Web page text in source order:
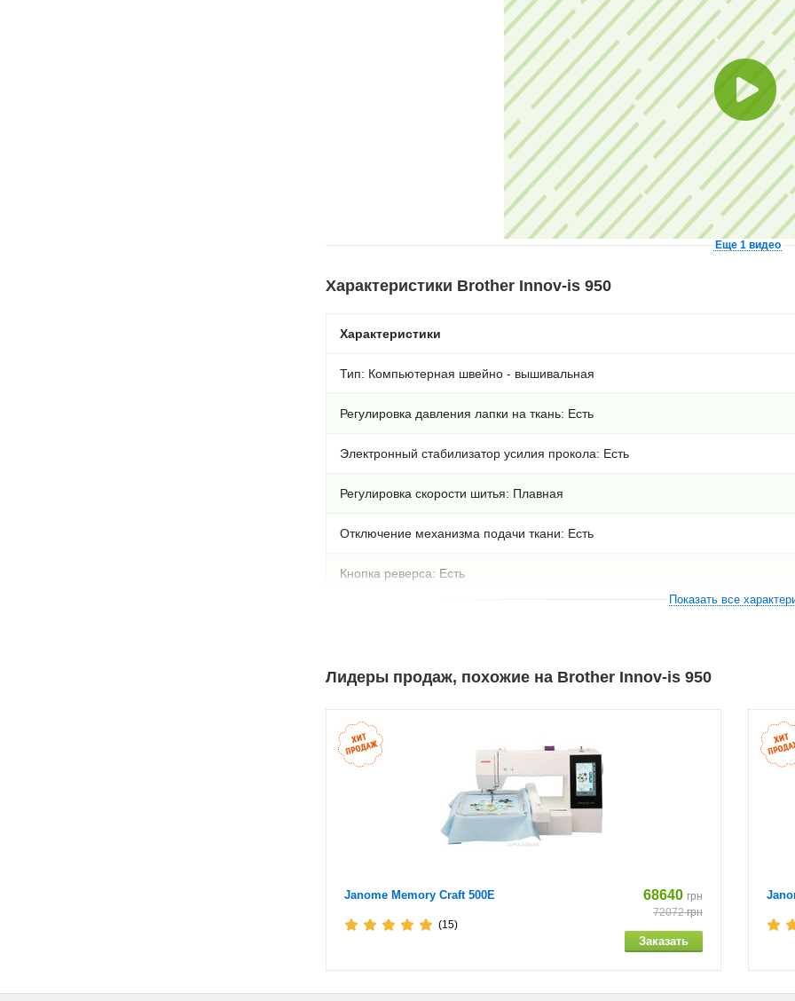
Еще 1 видео
Характеристики Brother Innov-is 950
Характеристики
Тип: Компьютерная швейно - вышивальная
Регулировка давления лапки на ткань: Есть
Электронный стабилизатор усилия прокола: Есть
Регулировка скорости шитья: Плавная
Отключение механизма подачи ткани: Есть
Кнопка реверса: Есть
Размер пялец: 10 см на 10 см
Премиум - комплектация дополнительных лапок
Показать все
Лидеры продаж, похожие на Brother Innov-is 950
Janome Memory Craft 500E 68640 грн
72072грн
(15)